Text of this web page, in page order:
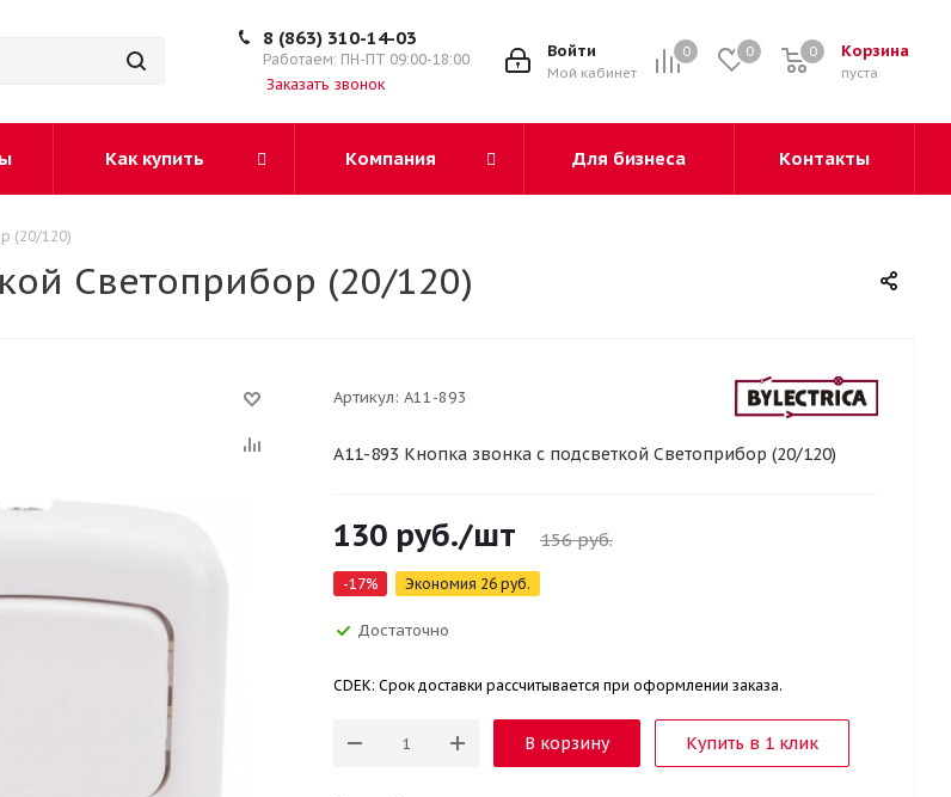
0 0 Корзина
пуста
0
Войти
Мой кабинет
8 (863) 310-14-03
Работаем: ПН-ПТ 09:00-18:00
Заказать звонок
Как купить Компания Для бизнеса Контакты
(20/120)
Светоприбор (20/120)
Артикул: А11-893
А11-893 Кнопка звонка с подсветкой Светоприбор (20/120)
130 руб./шт 156руб.
-17% Экономия 26 руб.
Достаточно
CDEK: Срок доставки рассчитывается при оформлении заказа.
В корзину Купить в 1 клик